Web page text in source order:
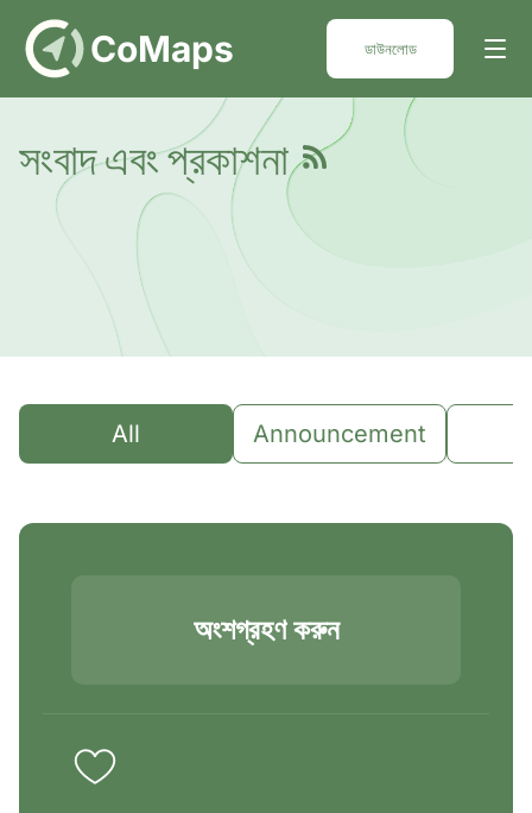
DE CoMaps ডাউনলোড
সংবাদ এবং প্রকাশনা
All Announcement
অংশগ্রহণ করুন